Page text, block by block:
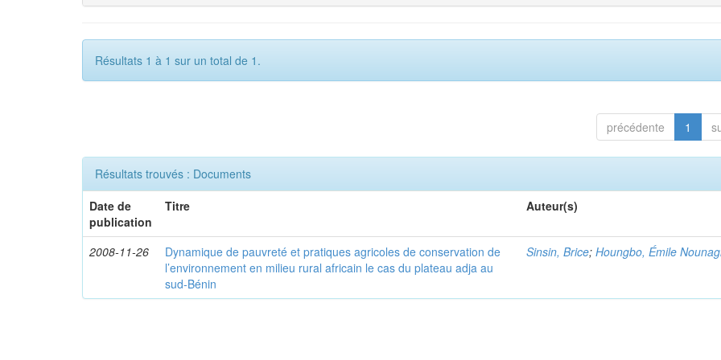
Résultats 1 à 1 sur un total de 1.
précédente 1
Résultats trouvés : Documents
Date de
publication
Titre Auteur(s)
2008-11-26
Dynamique de pauvreté et pratiques agricoles de conservation de
l’environnement en milieu rural africain le cas du plateau adja au
sud-Bénin
Sinsin, Brice;Houngbo, Émile